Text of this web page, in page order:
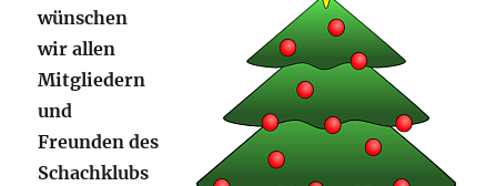
wünschen
wir allen
Mitgliedern
und
Freunden des
Schachklubs